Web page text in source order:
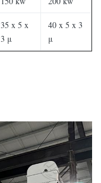
35 x 5 x
3 μ
40 x 5 x 3
μ